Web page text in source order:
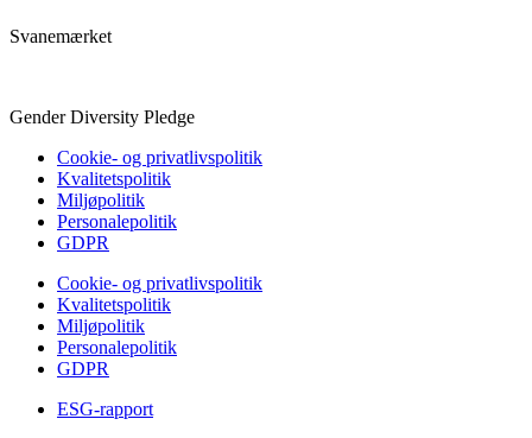
Svanemærket
Gender Diversity Pledge
Cookie- og privatlivspolitik
Kvalitetspolitik
Miljøpolitik
Personalepolitik
GDPR
Cookie- og privatlivspolitik
Kvalitetspolitik
Miljøpolitik
Personalepolitik
GDPR
ESG-rapport